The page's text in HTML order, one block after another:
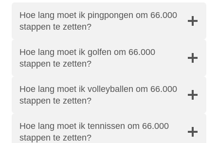
Hoe lang moet ik pingpongen om 66.000
stappen te zetten?
Hoe lang moet ik golfen om 66.000
stappen te zetten?
Hoe lang moet ik volleyballen om 66.000
stappen te zetten?
Hoe lang moet ik tennissen om 66.000
stappen te zetten?